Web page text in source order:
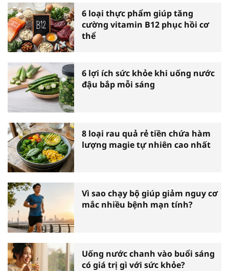
6 loại thực phẩm giúp tăng
cường vitamin B12 phục hồi cơ
thể
6 lợi ích sức khỏe khi uống nước
đậu bắp mỗi sáng
8 loại rau quả rẻ tiền chứa hàm
lượng magie tự nhiên cao nhất
Vì sao chạy bộ giúp giảm nguy cơ
mắc nhiều bệnh mạn tính?
Uống nước chanh vào buổi sáng
có giá trị gì với sức khỏe?